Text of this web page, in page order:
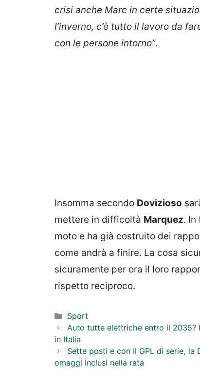
crisi anche Marc in certe
l’inverno, c’è tutto il lavoro da
con le persone intorno”.
Insomma secondo Dovizioso
mettere in difficoltà Marquez. In
moto e ha già costruito dei
come andrà a finire. La cosa
sicuramente per ora il loro
rispetto reciproco.
Categorie
Sport
Auto tutte elettriche entro il 2035?
in Italia
Sette posti e con il GPL di serie,
omaggi inclusi nella rata